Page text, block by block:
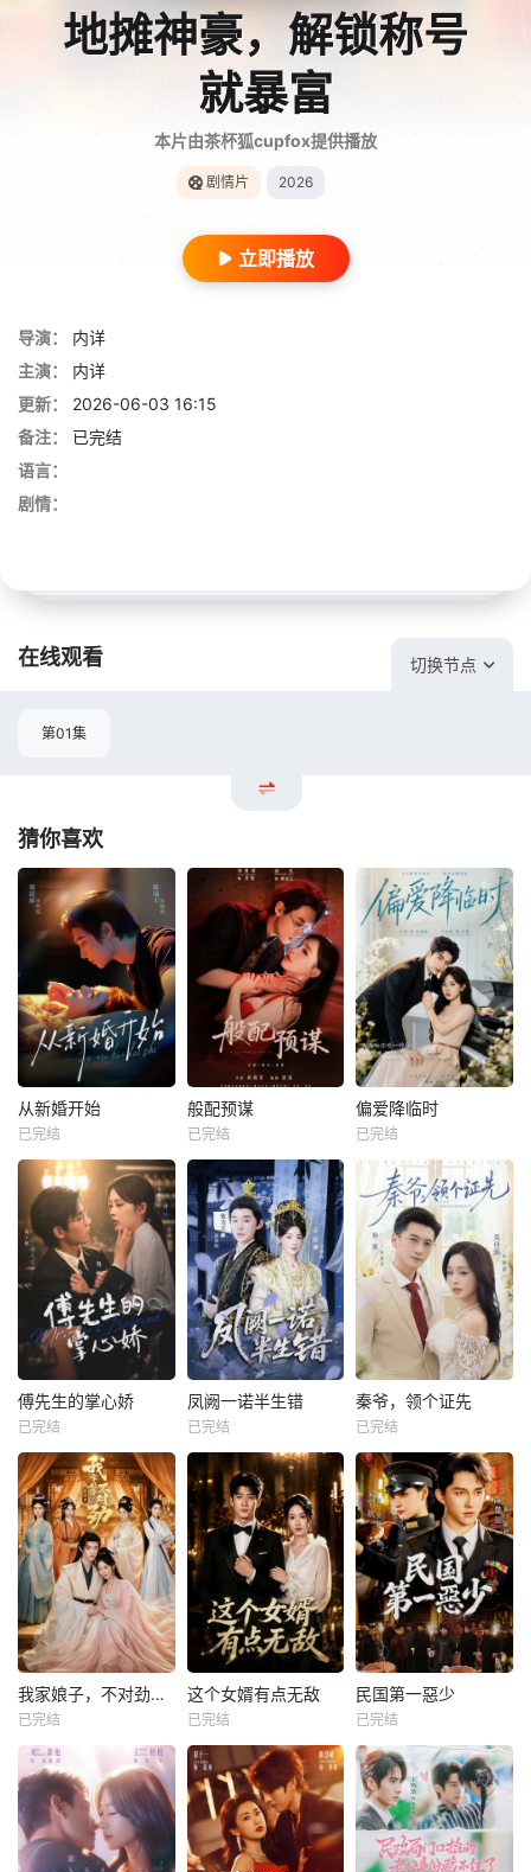
地摊神豪，解锁称号
就暴富
本片由茶杯狐cupfox提供播放
剧情片 2026
立即播放
导演：
内详
主演：
内详
更新：
2026-06-03 16:15
备注：
已完结
语言：
剧情：
在线观看 切换节点
第01集
猜你喜欢
从新婚开始
已完结
般配预谋
已完结
偏爱降临时
已完结
傅先生的掌心娇
已完结
凤阙一诺半生错
已完结
秦爷，领个证先
已完结
我家娘子，不对劲第四季
已完结
这个女婿有点无敌
已完结
民国第一惡少
已完结